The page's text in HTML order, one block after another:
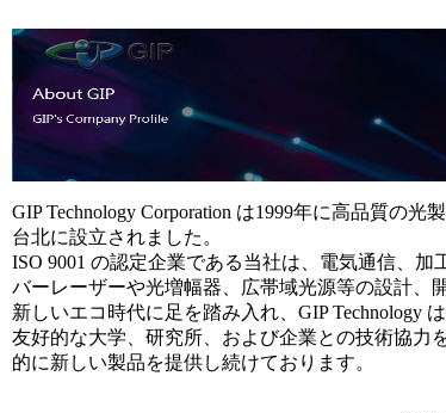
GIP Technology Corporation は1999年に高品質の
台北に設立されました。
ISO 9001 の認定企業である当社は、電気通信、
バーレーザーや光増幅器、広帯域光源等の設計、
新しいエコ時代に足を踏み入れ、GIP Technology
友好的な大学、研究所、および企業との技術協力
的に新しい製品を提供し続けております。